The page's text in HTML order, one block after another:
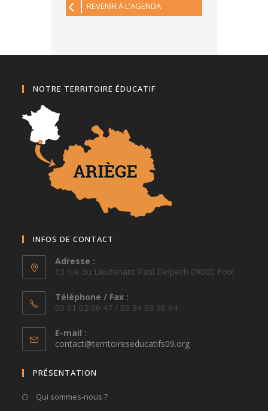
REVENIR À L'AGENDA
NOTRE TERRITOIRE ÉDUCATIF
INFOS DE CONTACT
Adresse :
13 rue du Lieutenant Paul Delpech 09000 Foix
Téléphone / Fax :
05 61 02 06 47 / 05 34 09 36 64
E-mail :
contact@territoireseducatifs09.orgS’ouvre
PRÉSENTATION
Qui sommes-nous ?